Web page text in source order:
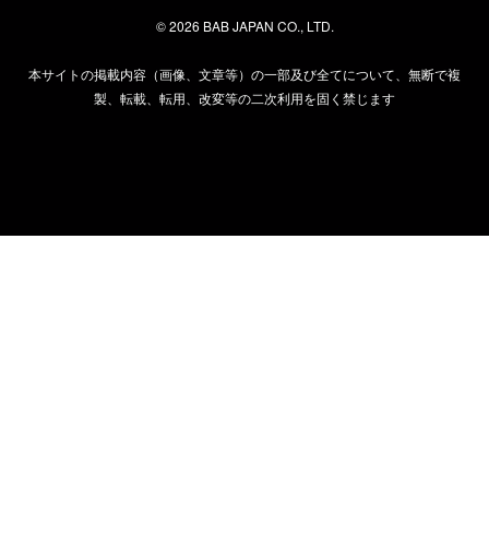
©2026 BAB JAPAN CO., LTD.
本サイトの掲載内容（画像、文章等）の一部及び全てについて、無断で複
製、転載、転用、改変等の二次利用を固く禁じます